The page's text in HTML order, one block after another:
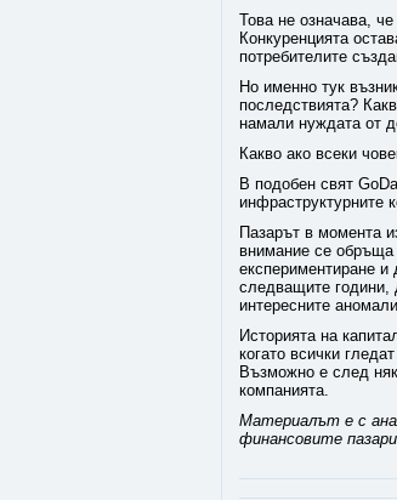
Това не означава,
Конкуренцията
потребителите
Но именно тук
последствията?
намали нуждата от
Какво ако всеки
В подобен свят
инфраструктурните
Пазарът в момента
внимание се обръща
експериментиране и
следващите години,
интересните
Историята на
когато всички
Възможно е след
компанията.
Материалът е с
финансовите